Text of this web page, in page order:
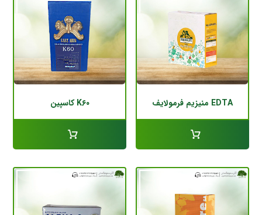
EDTA منیزیم فرمولایف K۶۰ کاسپین